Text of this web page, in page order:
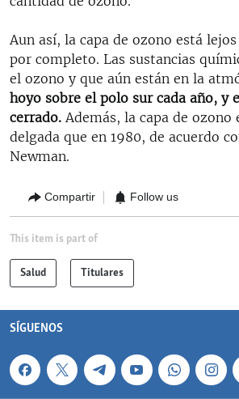
Aun así, la capa de ozono está
por completo. Las sustancias
el ozono y que aún están en la
hoyo sobre el polo sur cada año, y
cerrado. Además, la capa de ozono
delgada que en 1980, de acuerdo
Newman.
Compartir Follow us
This item is part of
Salud Titulares
SÍGUENOS